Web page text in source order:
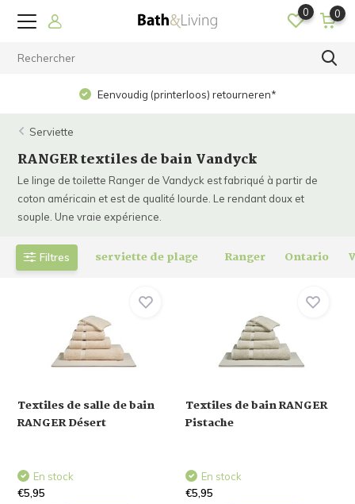
0 0
Op werkdagen voor 15.00 uur besteld? Dezelfde
verzonden!
Serviette
RANGER textiles de bain Vandyck
Le linge de toilette Ranger de Vandyck est fabriqué à partir de
coton américain et est de qualité lourde. Le rendant doux et
souple. Une vraie expérience.
Filtres serviette de plage Ranger Ontario
Textiles de salle de bain
RANGER Désert
En stock
€5,95
Textiles de bain RANGER
Pistache
En stock
€5,95